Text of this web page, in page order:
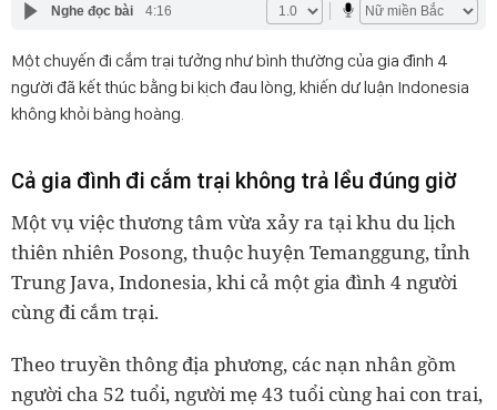
Nghe đọc bài 4:16
Một chuyến đi cắm trại tưởng như bình thường của gia đình 4
người đã kết thúc bằng bi kịch đau lòng, khiến dư luận Indonesia
không khỏi bàng hoàng.
Cả gia đình đi cắm trại không trả lều đúng giờ
Một vụ việc thương tâm vừa xảy ra tại khu du lịch
thiên nhiên Posong, thuộc huyện Temanggung, tỉnh
Trung Java, Indonesia, khi cả một gia đình 4 người
cùng đi cắm trại.
Theo truyền thông địa phương, các nạn nhân gồm
người cha 52 tuổi, người mẹ 43 tuổi cùng hai con trai,